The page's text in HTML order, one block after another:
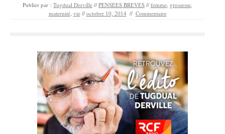
Publier par : Tugdual Derville // PENSEES BREVES // femme grossesse
maternité, vie // octobre 10, 2014 // Commentaire